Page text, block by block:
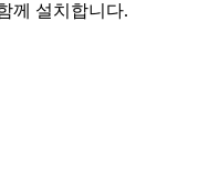
께 설치합니다.